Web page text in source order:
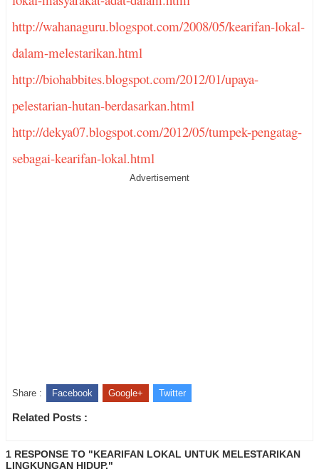
http://wahanaguru.blogspot.com/2008/05/kearifan-lokal-
dalam-melestarikan.html
http://biohabbites.blogspot.com/2012/01/upaya-
pelestarian-hutan-berdasarkan.html
http://dekya07.blogspot.com/2012/05/tumpek-pengatag-
sebagai-kearifan-lokal.html
Advertisement
Share : Facebook Google+ Twitter
Related Posts :
1 RESPONSE TO "KEARIFAN LOKAL UNTUK MELESTARIKAN
LINGKUNGAN HIDUP."